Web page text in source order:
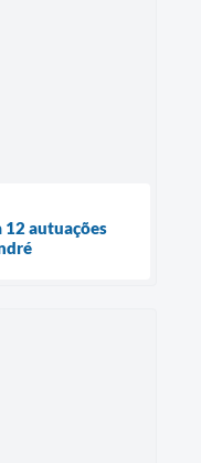
12 autuações